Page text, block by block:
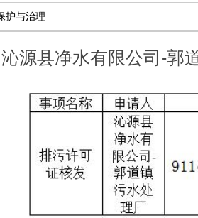
护与治理
沁源县净水有限公司-郭